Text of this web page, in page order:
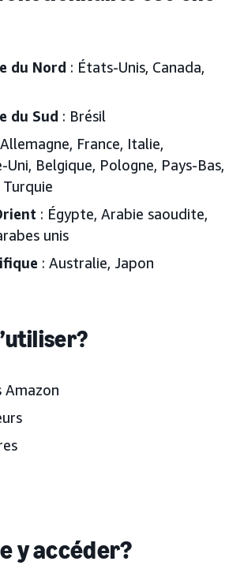
du Nord : États-Unis, Canada,
du Sud : Brésil
France, Italie,
Uni, Belgique, Pologne, Pays-Bas,
Turquie
: Égypte, Arabie saoudite,
unis
: Australie, Japon
Amazon
y accéder?